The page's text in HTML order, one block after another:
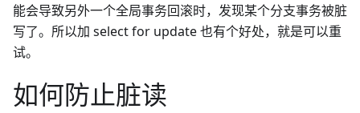
能会导致另外一个全局事务回滚时，发现某个分支事务被脏
写了。所以加 select for update 也有个好处，就是可以重
试。
如何防止脏读